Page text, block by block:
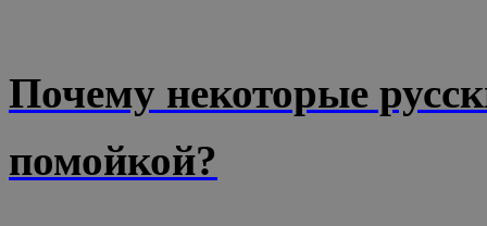
Почему некоторые
помойкой?